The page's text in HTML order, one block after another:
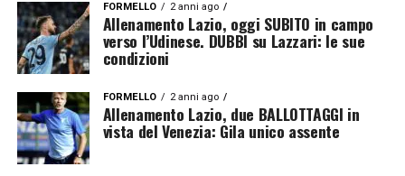
FORMELLO 2 anni ago
Allenamento Lazio, oggi SUBITO in campo
verso l’Udinese. DUBBI su Lazzari: le sue
condizioni
FORMELLO 2 anni ago
Allenamento Lazio, due BALLOTTAGGI in
vista del Venezia: Gila unico assente